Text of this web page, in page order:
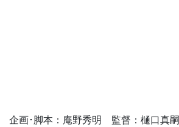
企画･脚本：庵野秀明 監督：樋口真嗣